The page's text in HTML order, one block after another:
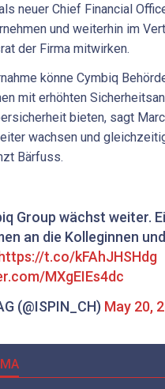
neuer Chief Financial
und weiterhin im
der Firma mitwirken.
könne Cymbiq
mit erhöhten
bieten, sagt
wachsen und
Bärfuss.
Group wächst weiter.
an die Kolleginnen
https://t.co/kFAhJHSHdg
MXgEIEs4dc
(@ISPIN_CH) May 20,